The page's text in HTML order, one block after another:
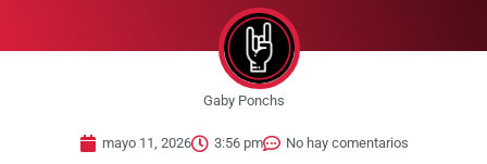
Gaby Ponchs
mayo 11, 2026 3:56 pm No hay comentarios